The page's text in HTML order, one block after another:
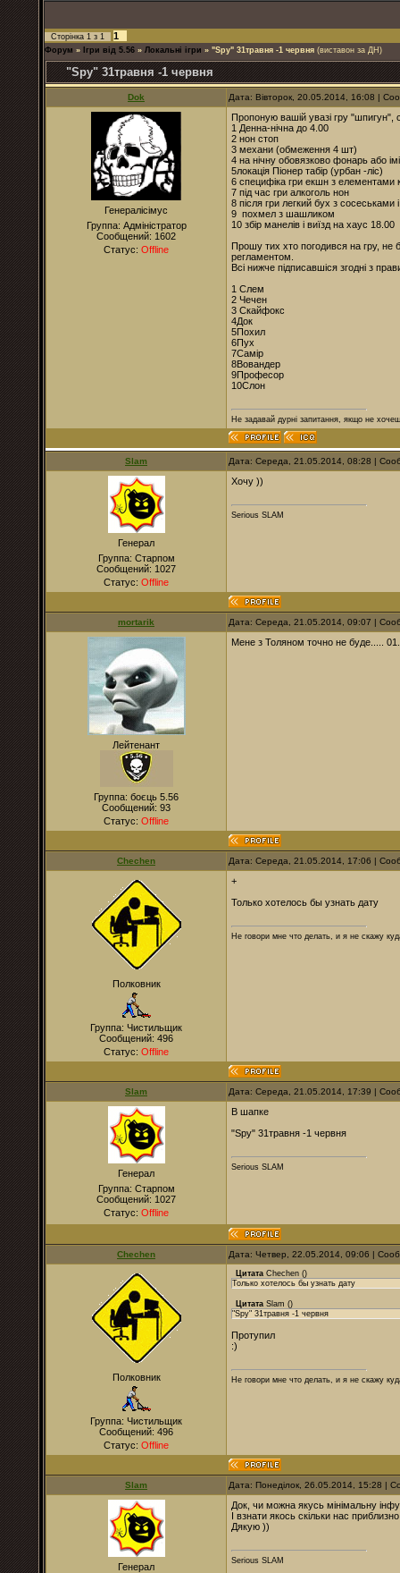
Сторінка 1 з 1 1
Форум » Ігри від 5.56 » Локальні ігри » "Spy" 31травня -1 червня (виставон за ДН)
"Spy" 31травня -1 червня
Dok Дата: Вівторок, 20.05.2014, 16:08 |
Генералісімус
Группа: Адміністратор
Сообщений: 1602
Статус: Offline
Пропоную вашій увазі гру "шпигун",
1 Денна-нічна до 4.00
2 нон стоп
3 механи (обмеження 4 шт)
4 на нічну обовязково фонарь або
5локація Піонер табір (урбан -ліс)
6 специфіка гри екшн з елементами
7 під час гри алкоголь нон
8 після гри легкий бух з сосеськами
9 похмел з шашликом
10 збір манелів і виїзд на хаус 18.00
Прошу тих хто погодився на гру, не
регламентом.
Всі нижче підписавшіся згодні з
1 Слем
2 Чечен
3 Скайфокс
4Док
5Похил
6Пух
7Самір
8Вовандер
9Професор
10Слон
Не задавай дурні запитання, якщо не
Slam Дата: Середа, 21.05.2014, 08:28 |
Генерал
Группа: Старпом
Сообщений: 1027
Статус: Offline
Хочу ))
Serious SLAM
mortarik Дата: Середа, 21.05.2014, 09:07 |
Лейтенант
Группа: боєць 5.56
Сообщений: 93
Статус: Offline
Мене з Толяном точно не буде.....
Chechen Дата: Середа, 21.05.2014, 17:06 |
Полковник
Группа: Чистильщик
Сообщений: 496
Статус: Offline
+
Только хотелось бы узнать дату
Не говори мне что делать, и я не скажу
Slam Дата: Середа, 21.05.2014, 17:39 |
Генерал
Группа: Старпом
Сообщений: 1027
Статус: Offline
В шапке
"Spy" 31травня -1 червня
Serious SLAM
Chechen Дата: Четвер, 22.05.2014, 09:06 |
Полковник
Группа: Чистильщик
Сообщений: 496
Статус: Offline
Цитата Chechen ()
Только хотелось бы узнать дату
Цитата Slam ()
"Spy" 31травня -1 червня
Протупил
:)
Не говори мне что делать, и я не скажу
Slam Дата: Понеділок, 26.05.2014, 15:28 |
Генерал
Док, чи можна якусь мінімальну інфу
І взнати якось скільки нас
Дякую ))
Serious SLAM